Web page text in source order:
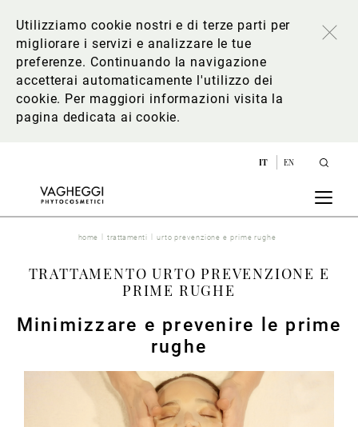
Utilizziamo cookie nostri e di terze parti per
migliorare i servizi e analizzare le tue
preferenze. Continuando la navigazione
accetterai automaticamente l'utilizzo dei
cookie. Per maggiori informazioni visita la
pagina dedicata ai cookie.
IT EN
home trattamenti urto prevenzione e prime rughe
TRATTAMENTO URTO PREVENZIONE E
PRIME RUGHE
Minimizzare e prevenire le prime
rughe